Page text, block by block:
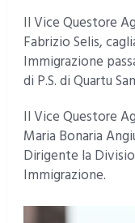
Il Vice Questore
Fabrizio Selis,
Immigrazione
di P.S. di Quartu
Il Vice Questore
Maria Bonaria
Dirigente la
Immigrazione.